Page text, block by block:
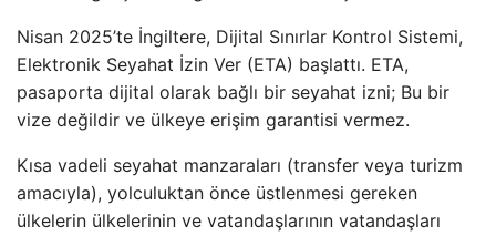
Nisan 2025’te İngiltere, Dijital Sınırlar Kontrol Sistemi,
Elektronik Seyahat İzin Ver (ETA) başlattı. ETA,
pasaporta dijital olarak bağlı bir seyahat izni; Bu bir
vize değildir ve ülkeye erişim garantisi vermez.
Kısa vadeli seyahat manzaraları (transfer veya turizm
amacıyla), yolculuktan önce üstlenmesi gereken
ülkelerin ülkelerinin ve vatandaşlarının vatandaşları